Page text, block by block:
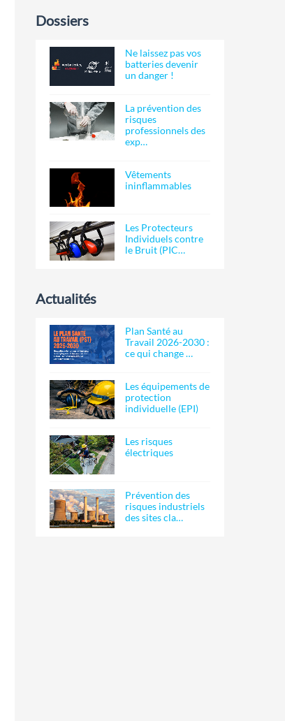
Dossiers
Ne laissez pas vos
batteries devenir
un danger !
La prévention des
risques
professionnels des
exp…
Vêtements
ininflammables
Les Protecteurs
Individuels contre
le Bruit (PIC…
Actualités
Plan Santé au
Travail 2026-2030 :
ce qui change …
Les équipements de
protection
individuelle (EPI)
Les risques
électriques
Prévention des
risques industriels
des sites cla…